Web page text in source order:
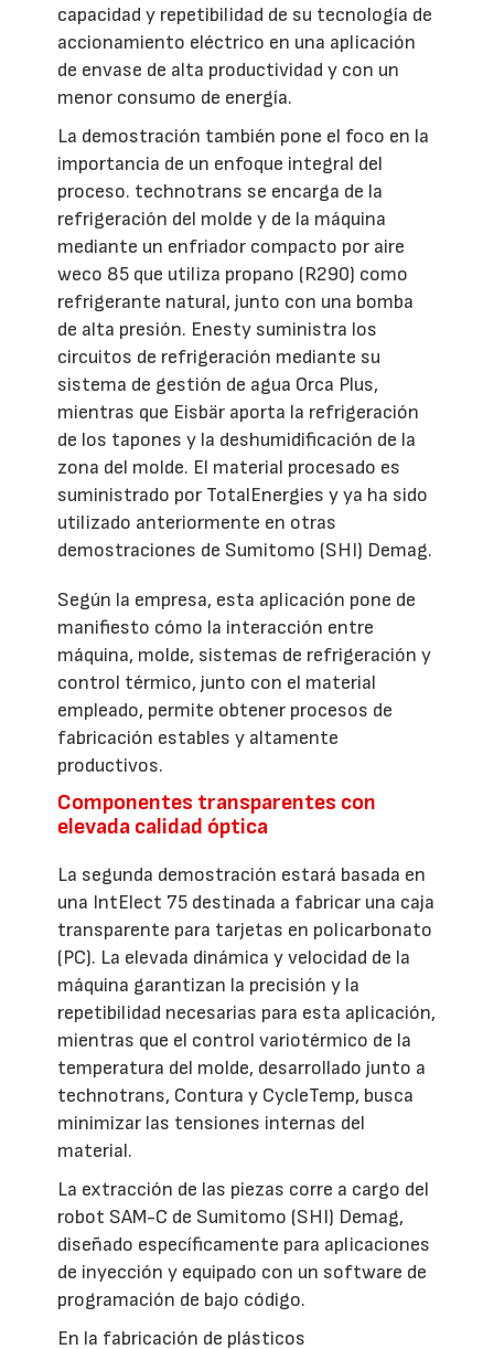
capacidad y repetibilidad de su tecnología de
accionamiento eléctrico en una aplicación
de envase de alta productividad y con un
menor consumo de energía.
La demostración también pone el foco en la
importancia de un enfoque integral del
proceso. technotrans se encarga de la
refrigeración del molde y de la máquina
mediante un enfriador compacto por aire
weco 85 que utiliza propano (R290) como
refrigerante natural, junto con una bomba
de alta presión. Enesty suministra los
circuitos de refrigeración mediante su
sistema de gestión de agua Orca Plus,
mientras que Eisbär aporta la refrigeración
de los tapones y la deshumidificación de la
zona del molde. El material procesado es
suministrado por TotalEnergies y ya ha sido
utilizado anteriormente en otras
demostraciones de Sumitomo (SHI) Demag.
Según la empresa, esta aplicación pone de
manifiesto cómo la interacción entre
máquina, molde, sistemas de refrigeración y
control térmico, junto con el material
empleado, permite obtener procesos de
fabricación estables y altamente
productivos.
Componentes transparentes con
elevada calidad óptica
La segunda demostración estará basada en
una IntElect 75 destinada a fabricar una caja
transparente para tarjetas en policarbonato
(PC). La elevada dinámica y velocidad de la
máquina garantizan la precisión y la
repetibilidad necesarias para esta aplicación,
mientras que el control variotérmico de la
temperatura del molde, desarrollado junto a
technotrans, Contura y CycleTemp, busca
minimizar las tensiones internas del
material.
La extracción de las piezas corre a cargo del
robot SAM-C de Sumitomo (SHI) Demag,
diseñado específicamente para aplicaciones
de inyección y equipado con un software de
programación de bajo código.
En la fabricación de plásticos